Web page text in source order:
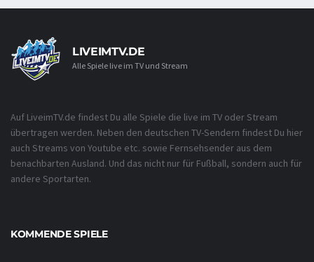
LIVEIMTV.DE
Alle Spiele live im TV und Stream
Auf LiveimTV.de findest Du alle Spiele die live im TV oder Stream
übertragen werden. Neben den deutschen TV-Sendern findest Du hier
auch Streams von Youtube etc. sowie Fernsehsender aus dem
benachbarten Ausland. Und das nicht nur für Fußball, sondern auch für
andere Sportarten.
KOMMENDE SPIELE